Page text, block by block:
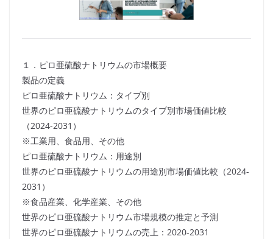
１．ピロ亜硫酸ナトリウムの市場概要
製品の定義
ピロ亜硫酸ナトリウム：タイプ別
世界のピロ亜硫酸ナトリウムのタイプ別市場価値比較
（2024-2031）
※工業用、食品用、その他
ピロ亜硫酸ナトリウム：用途別
世界のピロ亜硫酸ナトリウムの用途別市場価値比較（2024-
2031）
※食品産業、化学産業、その他
世界のピロ亜硫酸ナトリウム市場規模の推定と予測
世界のピロ亜硫酸ナトリウムの売上：2020-2031